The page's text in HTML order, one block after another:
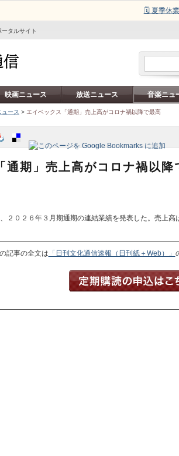
🗓️ 夏季休
タルサイト
映画ニュース 放送ニュース 音楽ニュ
ュース > エイベックス「通期」売上高がコロナ禍以降で最高
通期」売上高がコロナ禍以降
２０２６年３月期通期の連結業績を発表した。売上
記事の全文は 「日刊文化通信速報（日刊紙＋Web）」